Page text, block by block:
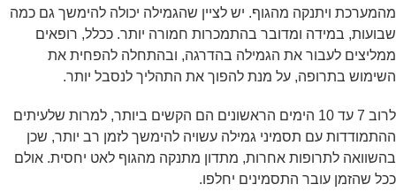
מהמערכת ויתנקה מהגוף. יש לציין שהגמילה יכולה להימשך גם כמה
שבועות, במידה ומדובר בהתמכרות חמורה יותר. ככלל, רופאים
ממליצים לעבור את הגמילה בהדרגה, ובהתחלה להפחית את
השימוש בתרופה, על מנת להפוך את התהליך לנסבל יותר.
לרוב 7 עד 10 הימים הראשונים הם הקשים ביותר, למרות שלעיתים
ההתמודדות עם תסמיני גמילה עשויה להימשך לזמן רב יותר, שכן
בהשוואה לתרופות אחרות, מתדון מתנקה מהגוף לאט יחסית. אולם
ככל שהזמן עובר התסמינים יחלפו.